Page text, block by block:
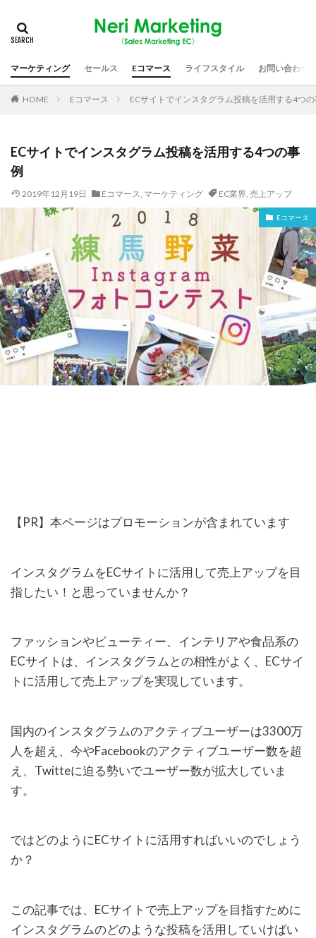
マーケティング セールス Eコマース ライフスタイル お問い合わせ
HOME Eコマース ECサイトでインスタグラム投稿を活用する4つ
ECサイトでインスタグラム投稿を活用する4つの事
例
2019年12月19日 Eコマース, マーケティング EC業界, 売上アップ
Eコマース
【PR】本ページはプロモーションが含まれています
インスタグラムをECサイトに活用して売上アップを目
指したい！と思っていませんか？
ファッションやビューティー、インテリアや食品系の
ECサイトは、インスタグラムとの相性がよく、ECサイ
トに活用して売上アップを実現しています。
国内のインスタグラムのアクティブユーザーは3300万
人を超え、今やFacebookのアクティブユーザー数を超
え、Twitteに迫る勢いでユーザー数が拡大していま
す。
ではどのようにECサイトに活用すればいいのでしょう
か？
この記事では、ECサイトで売上アップを目指すために
インスタグラムのどのような投稿を活用していけばい